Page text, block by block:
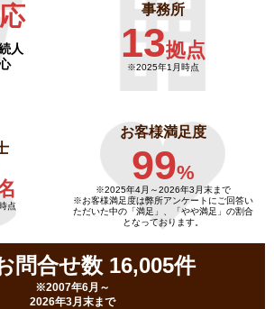
人
事務所
13拠点
※2025年1月時点
点
お客様満足度
99%
※2025年4月～2026年3月末まで
※お客様満足度は弊所アンケートにご回答い
ただいた中の「満足」、「やや満足」の割合
となっております。
問合せ数 16,005件
※2007年6月～
2026年3月末まで